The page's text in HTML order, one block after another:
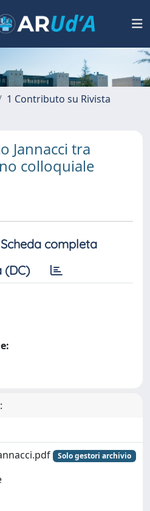
1 Contributo su Rivista
Jannacci tra
colloquiale
Scheda completa
(DC)
Solo gestori archivio